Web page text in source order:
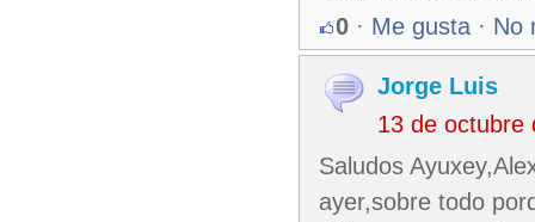
0 · Me gusta · No
Jorge Luis
13 de octubre
Saludos
ayer,sobre todo